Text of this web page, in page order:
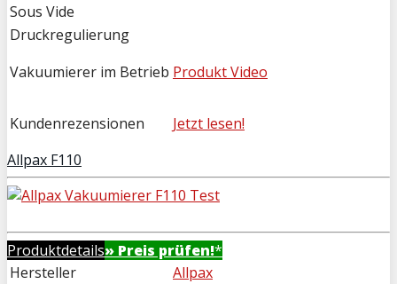
Sous Vide
Druckregulierung
Vakuumierer im Betrieb Produkt Video
Kundenrezensionen
Jetzt lesen!
Allpax F110
Produktdetails» Preis prüfen!*
Hersteller
Allpax